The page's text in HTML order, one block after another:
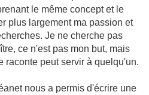
le même concept et le
plus largement ma passion et
Je ne cherche pas
ce n'est pas mon but, mais
raconte peut servir à quelqu'un.
nous a permis d'écrire une